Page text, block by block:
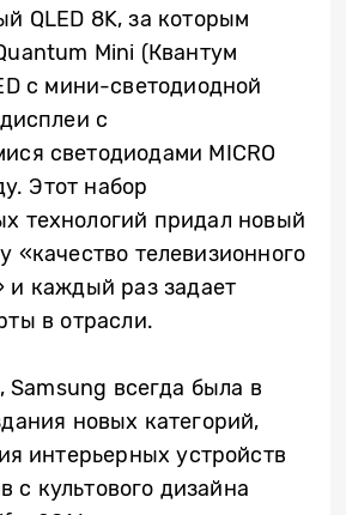
QLED 8K, за которым
Mini (Квантум
с мини-светодиодной
с
светодиодами MICRO
Этот набор
технологий придал новый
«качество телевизионного
и каждый раз задает
в отрасли.
всегда была в
новых категорий,
интерьерных устройств
с культового дизайна